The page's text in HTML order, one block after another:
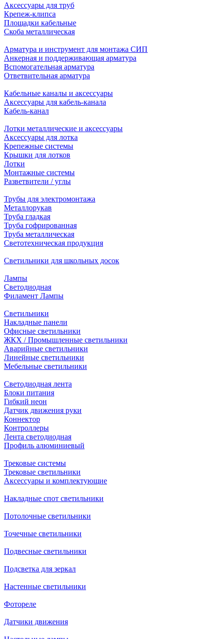
Аксессуары для труб
Крепеж-клипса
Площадки кабельные
Скоба металлическая
Арматура и инструмент для монтажа СИП
Анкерная и поддерживающая арматура
Вспомогательная арматура
Ответвительная арматура
Кабельные каналы и аксессуары
Аксессуары для кабель-канала
Кабель-канал
Лотки металлические и аксессуары
Аксессуары для лотка
Крепежные системы
Крышки для лотков
Лотки
Монтажные системы
Разветвители / углы
Трубы для электромонтажа
Металлорукав
Труба гладкая
Труба гофрированная
Труба металлическая
Светотехническая продукция
Светильники для школьных досок
Лампы
Светодиодная
Филамент Лампы
Светильники
Накладные панели
Офисные светильники
ЖКХ / Промышленные светильники
Аварийные светильники
Линейные светильники
Мебельные светильники
Светодиодная лента
Блоки питания
Гибкий неон
Датчик движения руки
Коннектор
Контроллеры
Лента светодиодная
Профиль алюминиевый
Трековые системы
Трековые светильники
Аксессуары и комплектующие
Накладные спот светильники
Потолочные светильники
Точечные светильники
Подвесные светильники
Подсветка для зеркал
Настенные светильники
Фотореле
Датчики движения